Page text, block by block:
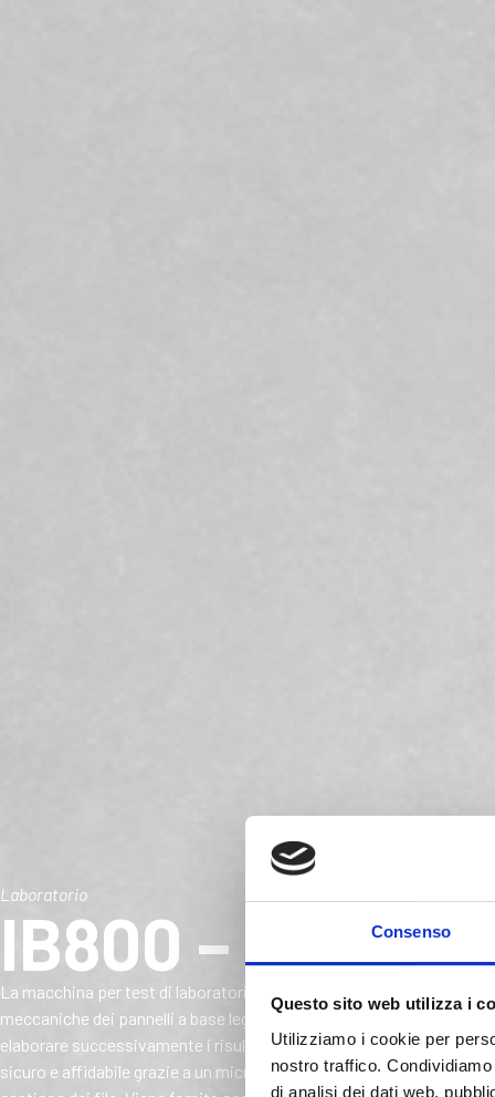
Consenso
Questo sito web utilizza i
Utilizziamo i cookie per
nostro traffico.
di analisi dei dati web,
Laboratorio
IB800 –
La macchina per test di laboratorio ib800 è stata progettata per
meccaniche dei pannelli a base legno (truciolare, mdf, osb,
elaborare successivamente i risultati ottenuti. L'ib800 unisce
sicuro e affidabile grazie a un microprocessore che controlla il